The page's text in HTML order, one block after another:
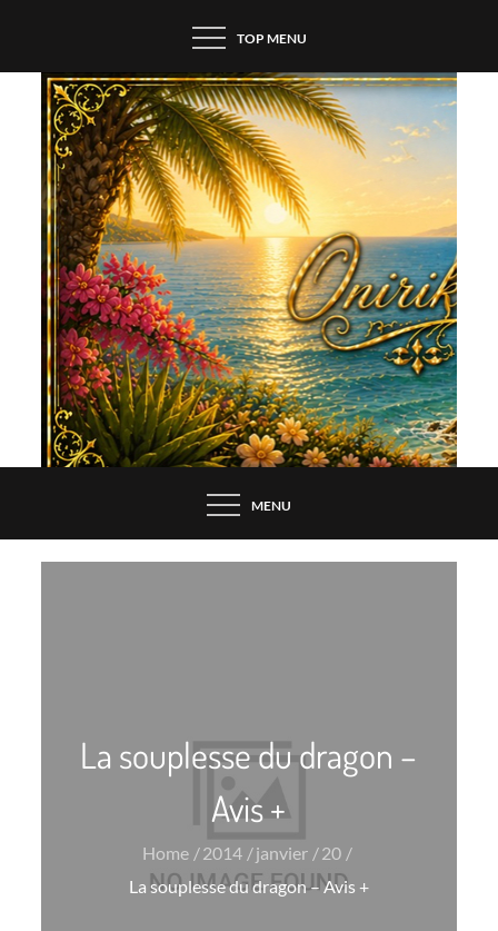
content
TOP MENU
MENU
La souplesse du dragon –
Avis +
Home 2014 janvier
20
La souplesse du dragon – Avis +